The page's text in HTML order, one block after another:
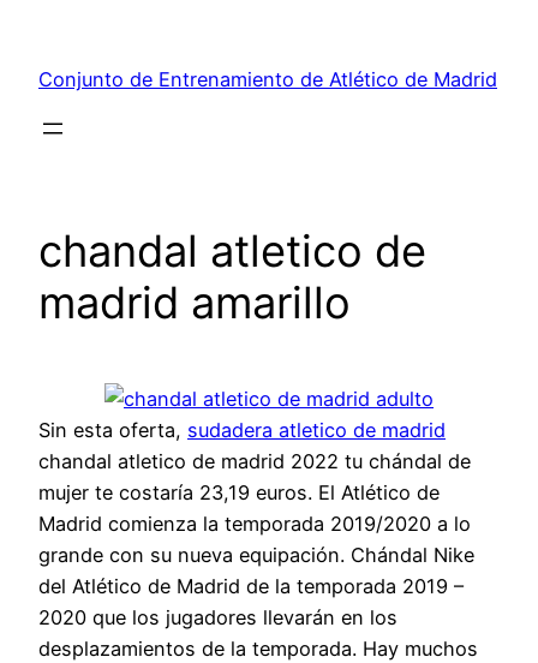
contenido
Conjunto de Entrenamiento de Atlético de Madrid
chandal atletico de
madrid amarillo
Sin esta oferta, sudadera atletico de madrid
chandal atletico de madrid 2022 tu chándal de
mujer te costaría 23,19 euros. El Atlético de
Madrid comienza la temporada 2019/2020 a lo
grande con su nueva equipación. Chándal Nike
del Atlético de Madrid de la temporada 2019 –
2020 que los jugadores llevarán en los
desplazamientos de la temporada. Hay muchos